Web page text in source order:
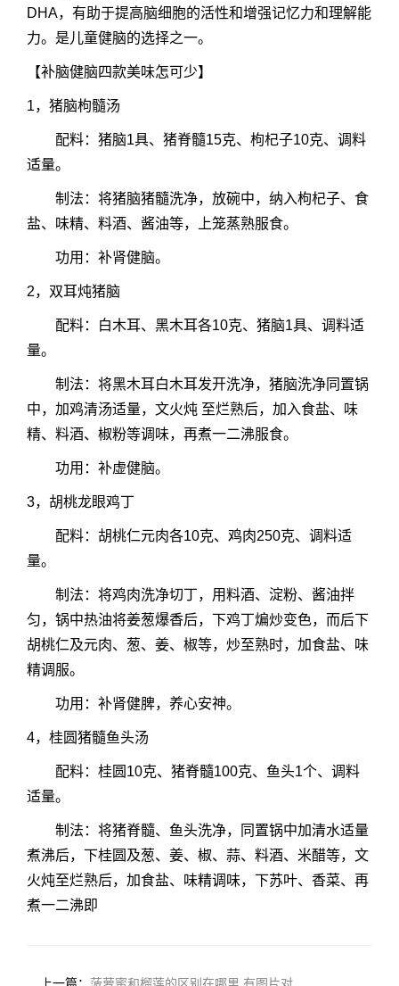
DHA，有助于提高脑细胞的活性和增强记忆力和理解能
力。是儿童健脑的选择之一。
【补脑健脑四款美味怎可少】
1，猪脑枸髓汤
配料：猪脑1具、猪脊髓15克、枸杞子10克、调料
适量。
制法：将猪脑猪髓洗净，放碗中，纳入枸杞子、食
盐、味精、料酒、酱油等，上笼蒸熟服食。
功用：补肾健脑。
2，双耳炖猪脑
配料：白木耳、黑木耳各10克、猪脑1具、调料适
量。
制法：将黑木耳白木耳发开洗净，猪脑洗净同置锅
中，加鸡清汤适量，文火炖 至烂熟后，加入食盐、味
精、料酒、椒粉等调味，再煮一二沸服食。
功用：补虚健脑。
3，胡桃龙眼鸡丁
配料：胡桃仁元肉各10克、鸡肉250克、调料适
量。
制法：将鸡肉洗净切丁，用料酒、淀粉、酱油拌
匀，锅中热油将姜葱爆香后，下鸡丁煸炒变色，而后下
胡桃仁及元肉、葱、姜、椒等，炒至熟时，加食盐、味
精调服。
功用：补肾健脾，养心安神。
4，桂圆猪髓鱼头汤
配料：桂圆10克、猪脊髓100克、鱼头1个、调料
适量。
制法：将猪脊髓、鱼头洗净，同置锅中加清水适量
煮沸后，下桂圆及葱、姜、椒、蒜、料酒、米醋等，文
火炖至烂熟后，加食盐、味精调味，下苏叶、香菜、再
煮一二沸即